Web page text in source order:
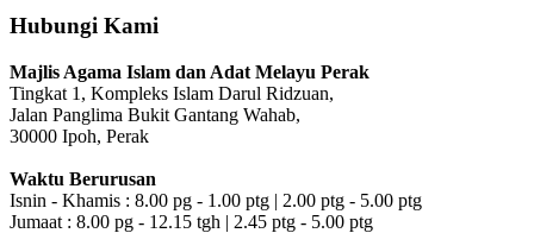
Hubungi Kami
Majlis Agama Islam dan Adat Melayu Perak
Tingkat 1, Kompleks Islam Darul Ridzuan,
Jalan Panglima Bukit Gantang Wahab,
30000 Ipoh, Perak
Waktu Berurusan
Isnin - Khamis : 8.00 pg - 1.00 ptg | 2.00 ptg - 5.00 ptg
Jumaat : 8.00 pg - 12.15 tgh | 2.45 ptg - 5.00 ptg